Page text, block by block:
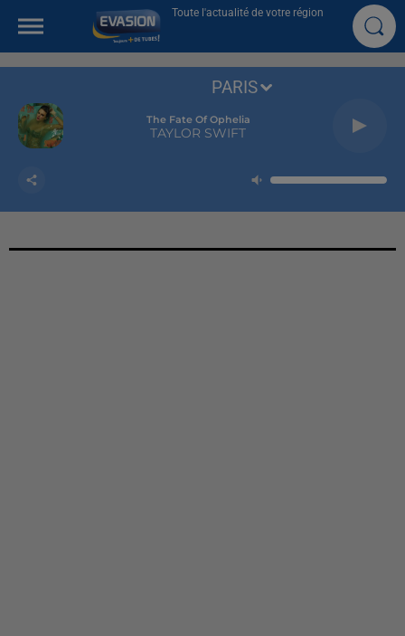
Toute l'actualité de votre région
The Fate Of Ophelia
TAYLOR SWIFT
PARIS